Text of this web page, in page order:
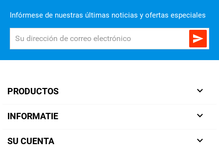
Infórmese de nuestras últimas noticias y ofertas especiales

PRODUCTOS 
INFORMATIE 
SU CUENTA 